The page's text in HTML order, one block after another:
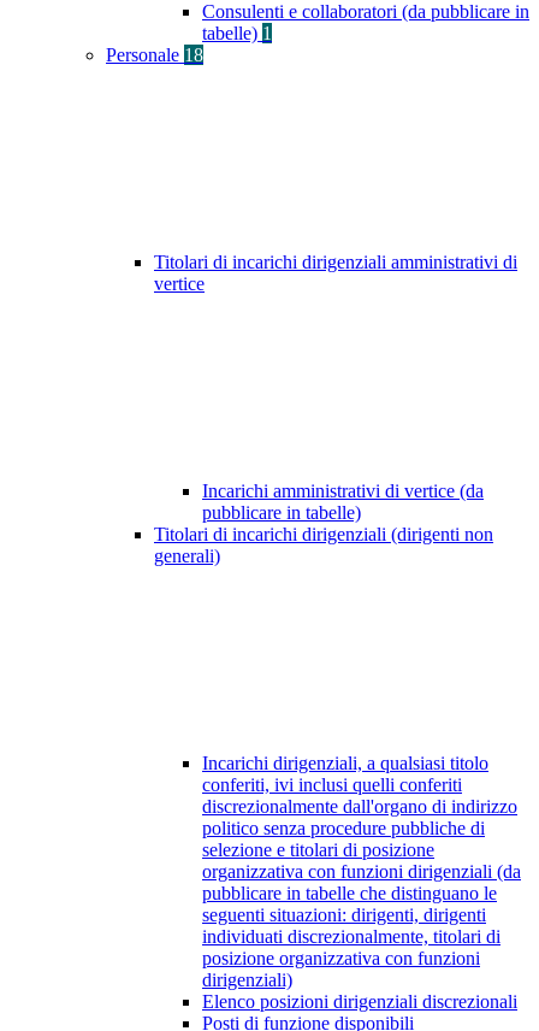
Consulenti e collaboratori (da pubblicare in
tabelle) 1
Personale 18
Titolari di incarichi dirigenziali amministrativi di
vertice
Incarichi amministrativi di vertice (da
pubblicare in tabelle)
Titolari di incarichi dirigenziali (dirigenti non
generali)
Incarichi dirigenziali, a qualsiasi titolo
conferiti, ivi inclusi quelli conferiti
discrezionalmente dall'organo di indirizzo
politico senza procedure pubbliche di
selezione e titolari di posizione
organizzativa con funzioni dirigenziali (da
pubblicare in tabelle che distinguano le
seguenti situazioni: dirigenti, dirigenti
individuati discrezionalmente, titolari di
posizione organizzativa con funzioni
dirigenziali)
Elenco posizioni dirigenziali discrezionali
Posti di funzione disponibili